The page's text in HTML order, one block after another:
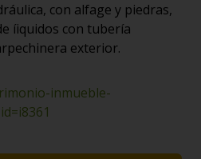
con alfage y piedras,
íiquidos con tubería
exterior.
inmueble-